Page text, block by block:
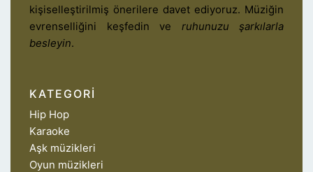
kişiselleştirilmiş önerilere davet ediyoruz. Müziğin
evrenselliğini keşfedin ve ruhunuzu şarkılarla
besleyin.
KATEGORI
Hip Hop
Karaoke
Aşk müzikleri
Oyun müzikleri